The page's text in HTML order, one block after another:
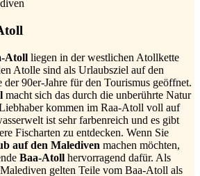
Atoll liegen in der westlichen Atollkette
Atolle sind als Urlaubsziel auf den
90er-Jahre für den Tourismus geöffnet.
macht sich das durch die unberührte Natur
kommen im Raa-Atoll voll auf
ist sehr farbenreich und es gibt
Fischarten zu entdecken. Wenn Sie
auf den Malediven machen möchten,
Baa-Atoll hervorragend dafür. Als
gelten Teile vom Baa-Atoll als